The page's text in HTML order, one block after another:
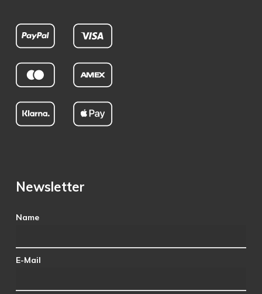
Newsletter
Name
E-Mail